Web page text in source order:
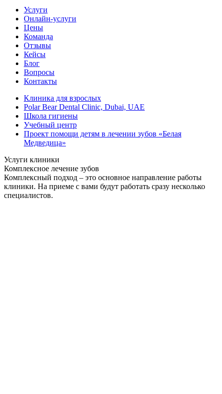
Услуги
Онлайн-услуги
Цены
Команда
Отзывы
Кейсы
Блог
Вопросы
Контакты
Клиника для взрослых
Polar Bear Dental Clinic, Dubai, UAE
Школа гигиены
Учебный центр
Проект помощи детям в лечении зубов «Белая
Медведица»
Услуги клиники
Комплексное лечение зубов
Комплексный подход – это основное направление работы
клиники. На приеме с вами будут работать сразу несколько
специалистов.